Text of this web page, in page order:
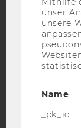
EQUIS
AMBA
unser
unsere
Name
_pk_id